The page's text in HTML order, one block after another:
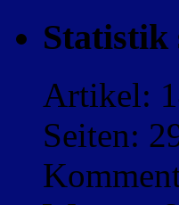
Statistik
Artikel:
Seiten: